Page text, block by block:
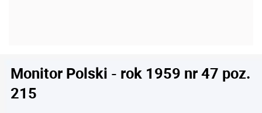
Monitor Polski - rok 1959 nr 47 poz.
215